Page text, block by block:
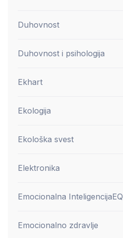
Duhovnost
Duhovnost i psihologija
Ekhart
Ekologija
Ekološka svest
Elektronika
Emocionalna InteligencijaEQ
Emocionalno zdravlje